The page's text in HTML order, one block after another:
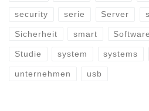
security serie Server
Sicherheit smart Software
Studie system systems
unternehmen usb